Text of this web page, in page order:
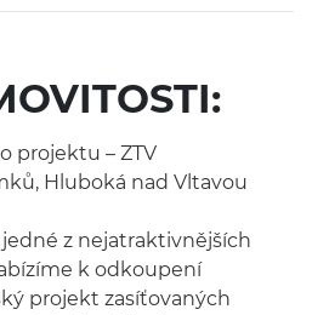
projektu – ZTV
Hluboká nad Vltavou
z nejatraktiv­nějších
k odkoupení
projekt zasíťovaných